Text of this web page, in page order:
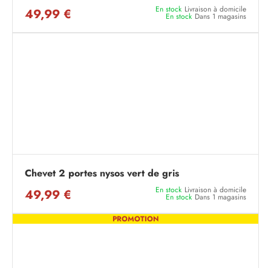
49,99 € En stock Livraison à domicile
En stock Dans 1 magasins
Chevet 2 portes nysos vert de gris
49,99 € En stock Livraison à domicile
En stock Dans 1 magasins
PROMOTION